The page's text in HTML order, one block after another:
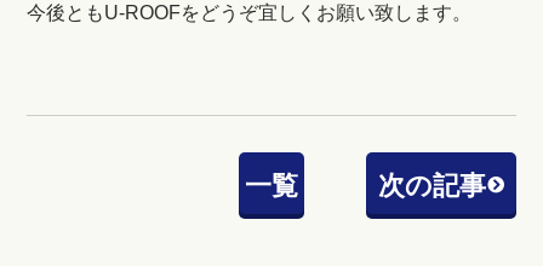
今後ともU-ROOFをどうぞ宜しくお願い致します。
一覧 次の記事